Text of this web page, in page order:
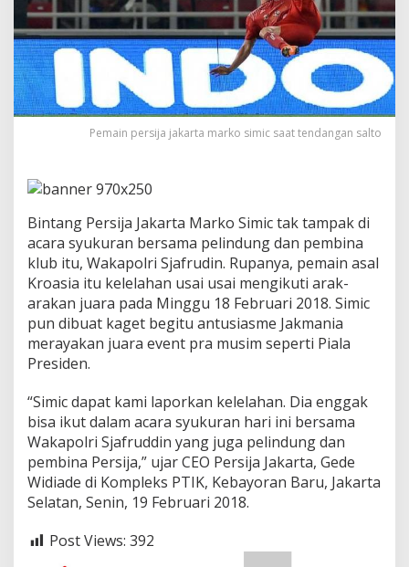
a
h
a
n
U
s
a
r
a
k
a
n
J
u
a
P
i
a
l
a
P
r
e
Pemain persija jakarta marko simic saat tendangan salto
Bintang Persija Jakarta Marko Simic tak tampak di
acara syukuran bersama pelindung dan pembina
klub itu, Wakapolri Sjafrudin. Rupanya, pemain asal
Kroasia itu kelelahan usai usai mengikuti arak-
arakan juara pada Minggu 18 Februari 2018. Simic
pun dibuat kaget begitu antusiasme Jakmania
merayakan juara event pra musim seperti Piala
Presiden.
“Simic dapat kami laporkan kelelahan. Dia enggak
bisa ikut dalam acara syukuran hari ini bersama
Wakapolri Sjafruddin yang juga pelindung dan
pembina Persija,” ujar CEO Persija Jakarta, Gede
Widiade di Kompleks PTIK, Kebayoran Baru, Jakarta
Selatan, Senin, 19 Februari 2018.
Post Views: 392